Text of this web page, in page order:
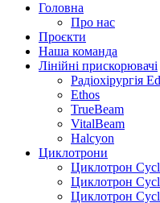
Головна
Про нас
Проєкти
Наша команда
Лінійні прискорювачі
Радіохірургія
Ethos
TrueBeam
VitalBeam
Halcyon
Циклотрони
Циклотрон
Циклотрон
Циклотрон